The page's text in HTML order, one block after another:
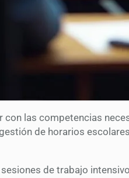
las competencias
de horarios
de trabajo